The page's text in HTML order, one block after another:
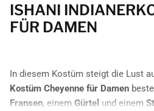
ISHANI
FÜR DAMEN
In diesem Kostüm steigt die Lust
Kostüm Cheyenne für Damen
Fransen, einem Gürtel und einem